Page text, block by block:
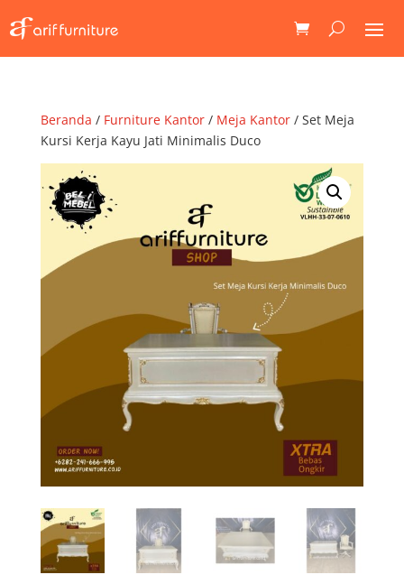
Beranda / Furniture Kantor/ Meja Kantor/ Set Meja
Kursi Kerja Kayu Jati Minimalis Duco